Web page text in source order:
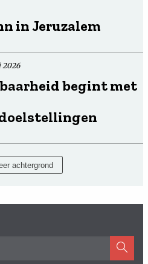
in Jeruzalem
2026
begint met
achtergrond